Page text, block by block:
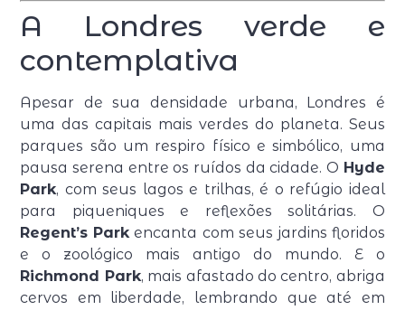
A Londres verde e
contemplativa
Apesar de sua densidade urbana, Londres é
uma das capitais mais verdes do planeta. Seus
parques são um respiro físico e simbólico, uma
pausa serena entre os ruídos da cidade. O Hyde
Park, com seus lagos e trilhas, é o refúgio ideal
para piqueniques e reflexões solitárias. O
Regent’s Parkencanta com seus jardins floridos
e o zoológico mais antigo do mundo. E o
Richmond Park, mais afastado do centro, abriga
cervos em liberdade, lembrando que até em